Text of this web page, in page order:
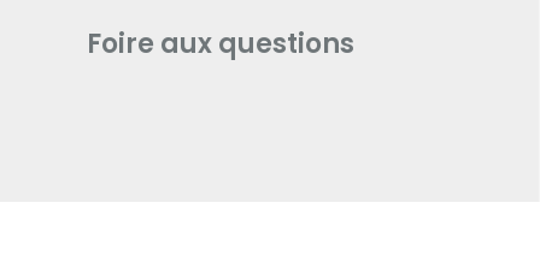
Foire aux questions